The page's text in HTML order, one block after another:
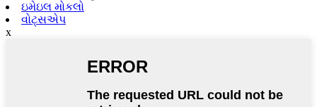
ઇમેઇલ મોકલો
વોટ્સએપ
x